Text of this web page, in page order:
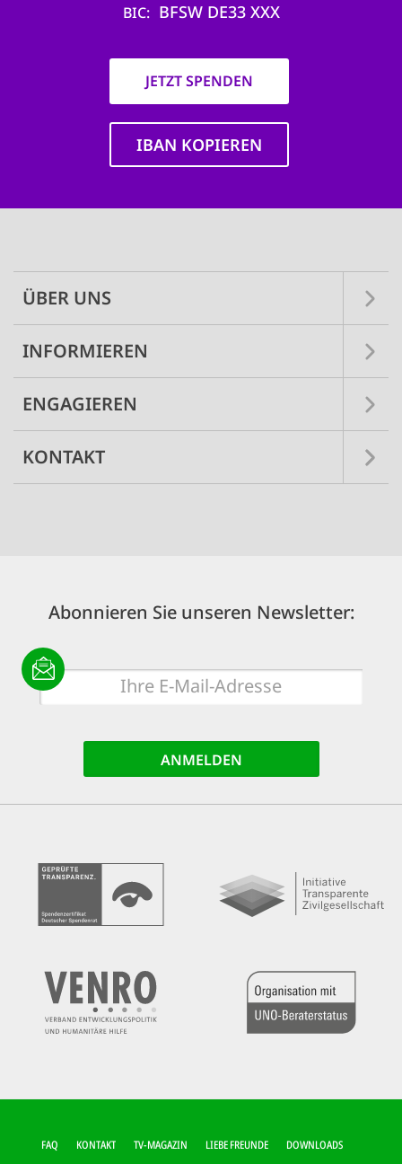
BIC BFSW DE33 XXX
JETZT SPENDEN
IBAN KOPIEREN
ÜBER UNS
INFORMIEREN
ENGAGIEREN
KONTAKT
Abonnieren Sie unseren Newsletter:
E-
Mail
FUSSZEILEN-M
FAQ KONTAKT TV-MAGAZIN LIEBE FREUNDE DOWNLOADS